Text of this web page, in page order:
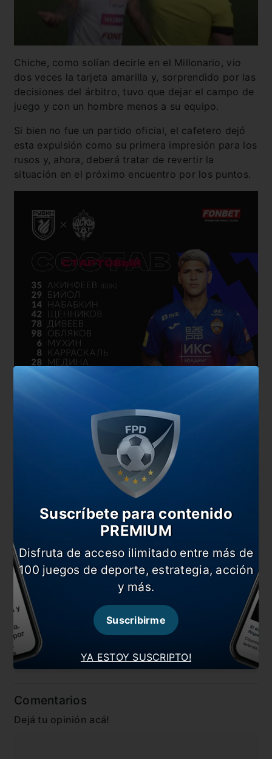
Chiche, como solían decirle en el Millonario, vio
dos veces la tarjeta amarilla y, sorprendido por las
decisiones del árbitro, tuvo que dejar el campo de
juego y con un hombre menos a su equipo.
Si bien no fue un partido oficial, el cafetero dejó
esta expulsión como su primera impresión para los
rusos y, ahora, deberá tratar de revertir la
situación en el próximo encuentro por los puntos.
Un mal comienzo podemos tener todos… ¿No,
También te puede interesar
Un jugador del PSG molesto con la llegada de
Locura por Messi en el Paris
A 37 años de la llegada de Diego a Nápoli
El candidato a DT de Barcelona
En esta nota:
#Internacional
#Noticia
Comentarios
Dejá tu opinión acá!
YA ESTOY SUSCRIPTO!
Suscríbete para contenido
PREMIUM
Disfruta de acceso ilimitado entre más de
100 juegos de deporte, estrategia, acción
y más.
Suscribirme